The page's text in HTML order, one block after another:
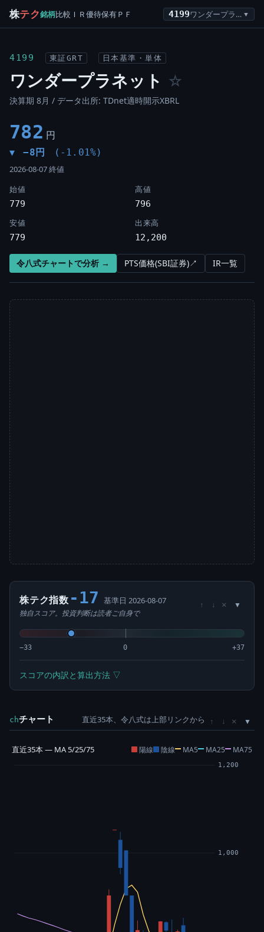
株テク銘柄比較 ＩＲ優待保有ＰＦ 4199 ワンダープラネット ▼
4199 東証GRT 日本基準・単体
ワンダープラネット ☆
決算期 8月 / データ出所: TDnet適時開示XBRL
782 円
▼ −8円 (-1.01%)
2026-08-07 終値
始値
779
高値
796
安値
779
出来高
12,200
令八式チャートで分析 → PTS価格(SBI証券)↗ IR一覧
株テク指数 -17 基準日 2026-08-07
独自スコア。投資判断は読者ご自身で
↑ ↓ ×
−33 0 +37
スコアの内訳と算出方法 ▽
chチャート 直近35本、令八式は上部リンクから ↑ ↓ ×
直近35本 — MA 5/25/75 陽線 陰線 MA5 MA25 MA75
1,000
1,200